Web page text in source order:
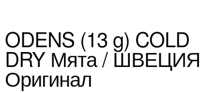
ODENS (13 g) COLD
DRY Мята / ШВЕЦИЯ
Оригинал